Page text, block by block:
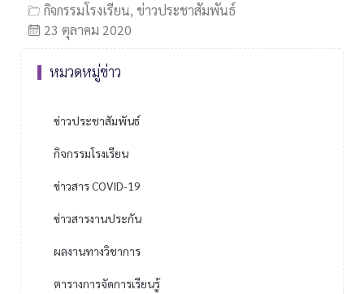
กิจกรรมโรงเรียน, ข่าวประชาสัมพันธ์
23 ตุลาคม 2020
หมวดหมู่ข่าว
ข่าวประชาสัมพันธ์
กิจกรรมโรงเรียน
ข่าวสาร COVID-19
ข่าวสารงานประกัน
ผลงานทางวิชาการ
ตารางการจัดการเรียนรู้